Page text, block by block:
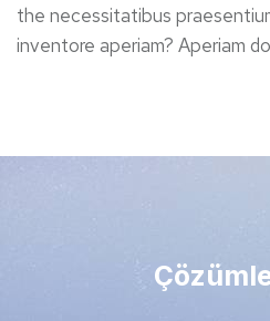
the necessitatibus
inventore aperiam? Aperiam